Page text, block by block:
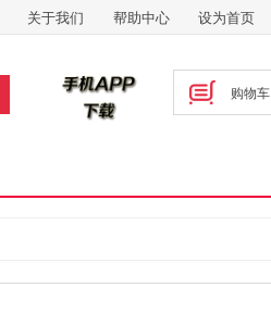
帮助中心
关于我们 设为首页
购物车